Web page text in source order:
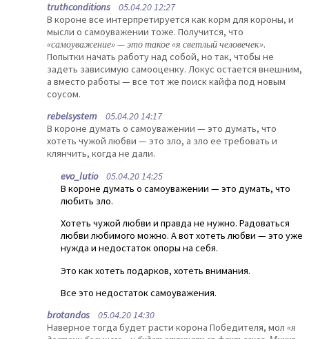
truthconditions 05.04.20 12:27
В короне все интерпретируется как корм для короны, и
мысли о самоуважении тоже. Получится, что
«самоуважение» — это такое «я светлый человечек».
Попытки начать работу над собой, но так, чтобы не
задеть зависимую самооценку. Локус остается внешним,
а вместо работы — все тот же поиск кайфа под новым
соусом.
rebelsystem 05.04.20 14:17
В короне думать о самоуважении — это думать, что
хотеть чужой любви — это зло, а зло ее требовать и
клянчить, когда не дали.
evo_lutio05.04.20 14:25
В короне думать о самоуважении — это думать, что
любить зло.
Хотеть чужой любви и правда не нужно. Радоваться
любви любимого можно. А вот хотеть любви — это уже
нужда и недостаток опоры на себя.
Это как хотеть подарков, хотеть внимания.
Все это недостаток самоуважения.
brotandos 05.04.20 14:30
Наверное тогда будет расти корона Победителя, мол «я